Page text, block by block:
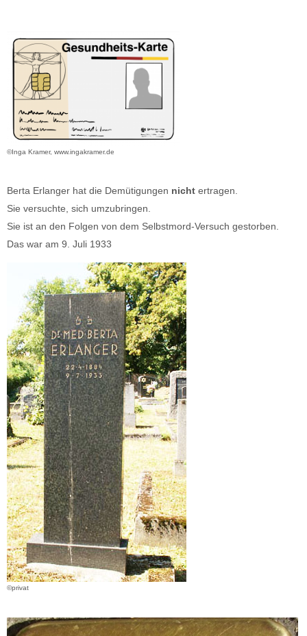
©Inga Kramer, www.ingakramer.de
Berta Erlanger hat die Demütigungen nicht ertragen.
Sie versuchte, sich umzubringen.
Sie ist an den Folgen von dem Selbstmord-Versuch gestorben.
Das war am 9. Juli 1933
©privat